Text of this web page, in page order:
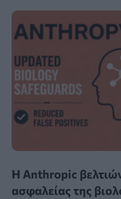
Η Anthropic
ασφαλείας της